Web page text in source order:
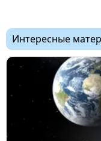
Интересные